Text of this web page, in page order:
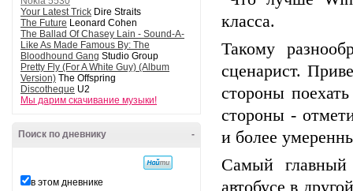
Your Latest Trick Dire Straits
The Future Leonard Cohen
The Ballad Of Chasey Lain - Sound-A-
Like As Made Famous By: The
Bloodhound Gang Studio Group
Pretty Fly (For A White Guy) (Album
Version) The Offspring
Discotheque U2
Мы дарим скачивание музыки!
-
Поиск по дневнику
в этом дневнике
класса.
Такому
сценарист.
стороны
стороны -
и более
Самый главный
автобусе в